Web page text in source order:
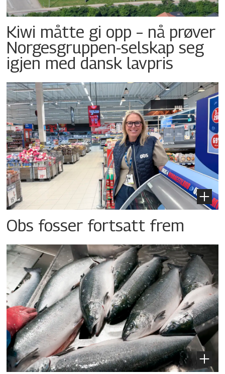
Kiwi måtte gi opp – nå prøver
Norgesgruppen-selskap seg
igjen med dansk lavpris
Obs fosser fortsatt frem